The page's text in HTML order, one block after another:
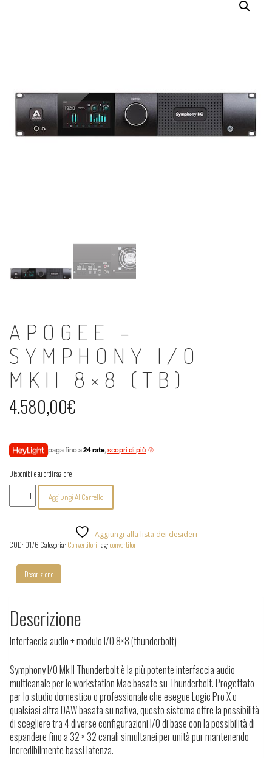
APOGEE –
SYMPHONY I/O
MKII 8×8 (TB)
4.580,00€
paga fino a24 rate, scopri di più
Disponibile su ordinazione
Symphony
8x8
(TB)
Aggiungi Al Carrello
Aggiungi alla lista dei desideri
COD: 0176 Categoria: ConvertitoriTag:convertitori
Descrizione
Descrizione
Interfaccia audio + modulo I/O 8×8 (thunderbolt)
Symphony I/O Mk II Thunderbolt è la più potente interfaccia audio
multicanale per le workstation Mac basate su Thunderbolt.Progettato
per lo studio domestico o professionale che esegue Logic Pro X o
qualsiasi altra DAW basata su nativa, questo sistema offre la possibilità
di scegliere tra 4 diverse configurazioni I/O di base con la possibilità di
espandere fino a 32 × 32 canali simultanei per unità pur mantenendo
incredibilmente bassi latenza.